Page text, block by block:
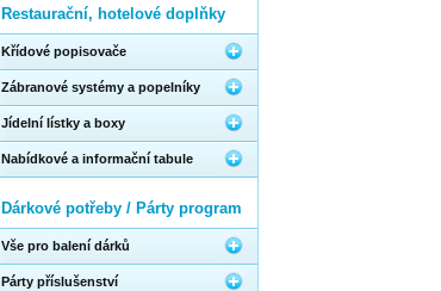
Restaurační, hotelové doplňky
Křídové popisovače
Zábranové systémy a popelníky
Jídelní lístky a boxy
Nabídkové a informační tabule
Dárkové potřeby / Párty program
Vše pro balení dárků
Párty příslušenství